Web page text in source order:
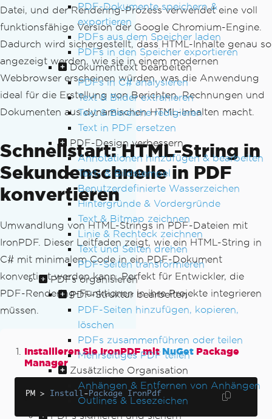
PDF-Dokumente speichern &
exportieren
PDFs aus dem Speicher laden
PDFs in den Speicher exportieren
Dokumenttext bearbeiten
PDFs in C# analysieren
Text & Bilder extrahieren
Text & Bereiche redigieren
Text in PDF ersetzen
PDF-Design verbessern
Annotationen hinzufügen & bearbeiten
Text- & Bildstempel
Benutzerdefinierte Wasserzeichen
Hintergründe & Vordergründe
Text & Bitmap zeichnen
Linie & Rechteck zeichnen
Text und Seiten drehen
PDF-Seiten transformieren
PDFs organisieren
PDF-Struktur bearbeiten
PDF-Seiten hinzufügen, kopieren,
löschen
PDFs zusammenführen oder teilen
Mehrseitiges PDF teilen
Zusätzliche Organisation
Anhängen & Entfernen von Anhängen
Outlines & Lesezeichen
PDFs signieren und sichern
Datei, und der Rendering-Prozess verwendet eine voll
funktionsfähige Version der Google Chromium-Engine.
Dadurch wird sichergestellt, dass HTML-Inhalte genau so
angezeigt werden, wie sie in einem modernen
Webbrowser erscheinen würden, was die Anwendung
ideal für die Erstellung von Berichten, Rechnungen und
Dokumenten aus dynamischen HTML-Inhalten macht.
Schnellstart: HTML-String in
Sekundenschnelle in PDF
konvertieren
Umwandlung von HTML-Strings in PDF-Dateien mit
IronPDF. Dieser Leitfaden zeigt, wie ein HTML-String in
C# mit minimalem Code in ein PDF-Dokument
konvertiert werden kann. Perfekt für Entwickler, die
PDF-Rendering-Funktionen in ihre Projekte integrieren
müssen.
Installieren Sie IronPDF mitNuGet Package
Manager
PM > Install- Package IronPdf